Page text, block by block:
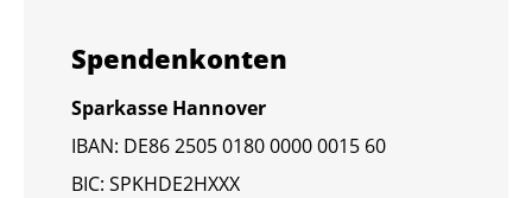
Spen­den­kon­ten
Spar­kas­se Han­no­ver
IBAN: DE86 2505 0180 0000 0015 60
BIC: SPKHDE2HXXX